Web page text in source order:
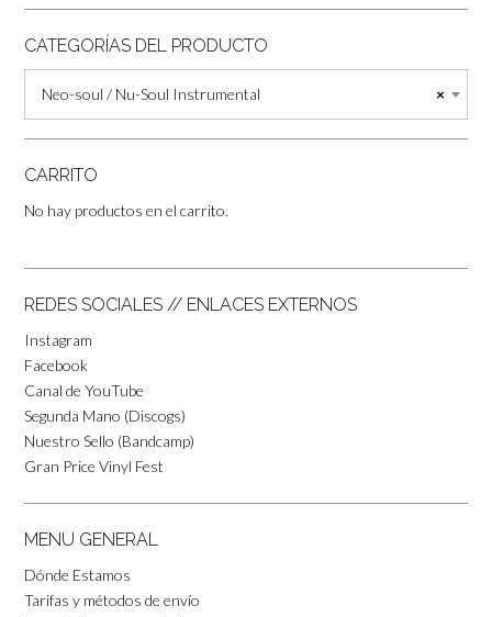
CATEGORÍAS DEL PRODUCTO
×
Neo-soul / Nu-Soul Instrumental
CARRITO
No hay productos en el carrito.
REDES SOCIALES // ENLACES EXTERNOS
Instagram
Facebook
Canal de YouTube
Segunda Mano (Discogs)
Nuestro Sello (Bandcamp)
Gran Price Vinyl Fest
MENU GENERAL
Dónde Estamos
Tarifas y métodos de envío